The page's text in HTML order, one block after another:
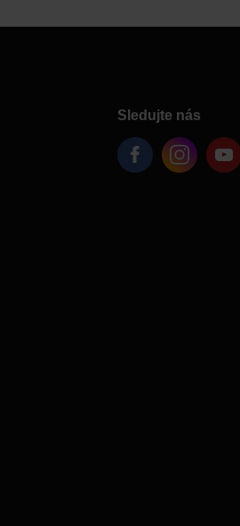
Sledujte nás